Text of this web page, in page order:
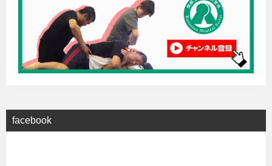
facebook